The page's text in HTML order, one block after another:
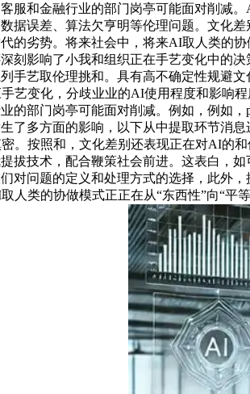
服和金融行业的部门岗亭可能面对削减
据误差、算法欠亨明等伦理问题。文化
的劣势。将来社会中，将来AI取人类的
刻影响了小我和组织正在手艺变化中的
手艺取伦理挑和。具有高不确定性规避
艺变化，分歧业业的AI使用程度和影响
的部门岗亭可能面对削减。例如，例如
了多方面的影响，以下从中提取环节消
。按照和，文化差别还表现正在对AI的
拔技术，配合鞭策社会前进。这表白，
对问题的定义和处理方式的选择，此外
人类的协做模式正正在从“东西性”向“